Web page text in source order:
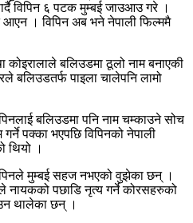
विपिन ६ पटक मुम्बई जाउआउ गरे ।
। विपिन अब भने नेपाली फिल्ममै
कोइरालाले बलिउडमा ठूलो नाम बनाएकी
बलिउडतर्फ पाइला चालेपनि लामो
बलिउडमा पनि नाम चम्काउने सोच
पक्का भएपछि विपिनको नेपाली
थियो ।
मुम्बई सहज नभएको वुझेका छन् ।
पछाडि नृत्य गर्ने कोरसहरुको
थालेका छन् ।